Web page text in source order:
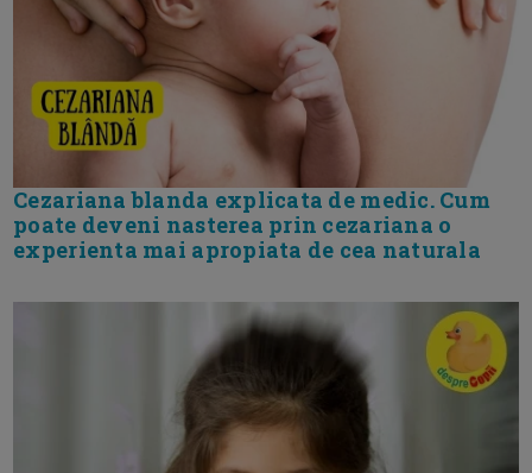
Cezariana blanda explicata de medic. Cum
poate deveni nasterea prin cezariana o
experienta mai apropiata de cea naturala